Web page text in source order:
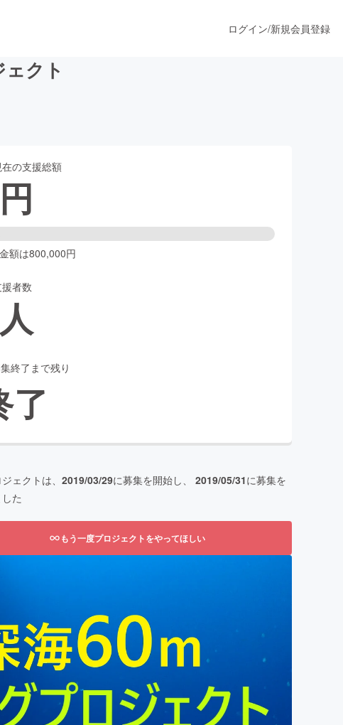
スケア
ログイン/新規会員登録
クト
の支援総額
円
額は800,000円
者数
人
終了まで残り
了
ェクトは、 2019/03/29に募集を開始し、 2019/05/31に募集を
た
もう一度プロジェクトをやってほしい